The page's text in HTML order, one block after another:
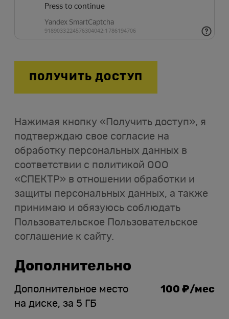
ПОЛУЧИТЬ ДОСТУП
Нажимая кнопку «Получить доступ», я
подтверждаю свое согласие на
обработку персональных данных в
соответствии с политикой ООО
«СПЕКТР» в отношении обработки и
защиты персональных данных, а также
принимаю и обязуюсь соблюдать
Пользовательское Пользовательское
соглашение к сайту.
Дополнительно
Дополнительное место
на диске, за 5 ГБ
100 ₽/мес